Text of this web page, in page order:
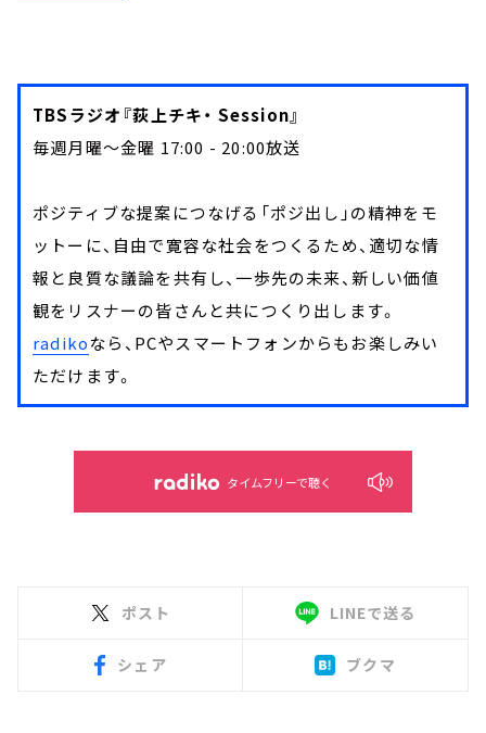
TBSラジオ『荻上チキ・ Session』
毎週月曜～金曜 17:00 - 20:00放送
ポジティブな提案につなげる「ポジ出し」の精神をモ
ットーに、自由で寛容な社会をつくるため、適切な情
報と良質な議論を共有し、一歩先の未来、新しい価値
観をリスナーの皆さんと共につくり出します。
radikoなら、PCやスマートフォンからもお楽しみい
ただけます。
タイムフリーで聴く
ポスト LINEで送る
シェア ブクマ